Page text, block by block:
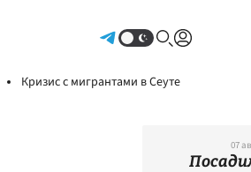
Кризис с мигрантами в Сеуте
07